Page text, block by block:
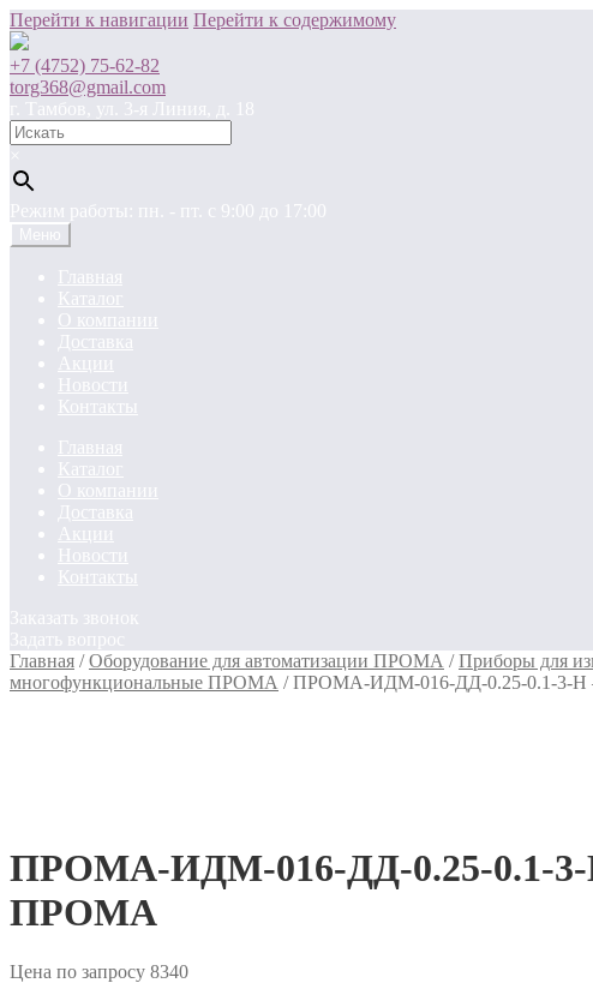
Перейти к навигации Перейти к содержимому
+7 (4752) 75-62-82
torg368@gmail.com
г. Тамбов, ул. 3-я Линия, д. 18
×
Режим работы: пн. - пт. c 9:00 до 17:00
Меню
Главная
Каталог
О компании
Доставка
Акции
Новости
Контакты
Главная
Каталог
О компании
Доставка
Акции
Новости
Контакты
Заказать звонок
Задать вопрос
Главная /Оборудование для автоматизации ПРОМА /Приборы для
многофункциональные ПРОМА /ПРОМА-ИДМ-016-ДД-0.25-0.1-3-Н
ПРОМА-ИДМ-016-ДД-0.25-0.1-3-
ПРОМА
Цена по запросу 8340